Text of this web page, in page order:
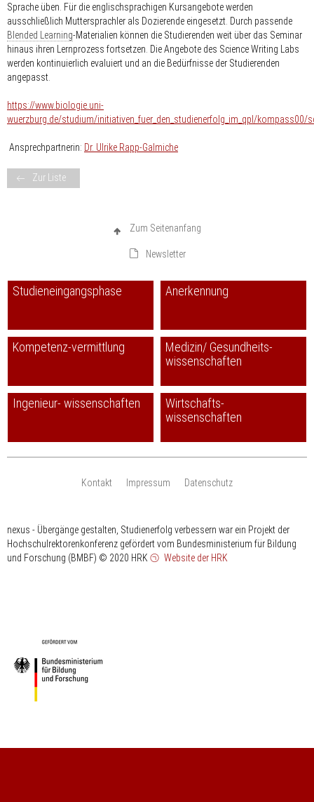
Sprache üben. Für die englischsprachigen Kursangebote werden
ausschließlich Muttersprachler als Dozierende eingesetzt. Durch passende
Blended Learning-Materialien können die Studierenden weit über das Seminar
hinaus ihren Lernprozess fortsetzen. Die Angebote des Science Writing Labs
werden kontinuierlich evaluiert und an die Bedürfnisse der Studierenden
angepasst.
https://www.biologie.uni-
wuerzburg.de/studium/initiativen_fuer_den_studienerfolg_im_qpl/kompass00/
Ansprechpartnerin: Dr. Ulrike Rapp-Galmiche
Zur Liste
Zum Seitenanfang
Newsletter
Studieneingangsphase Anerkennung
Kompetenz-vermittlung
Medizin/ Gesundheits-
wissenschaften
Ingenieur- wissenschaften
Wirtschafts-
wissenschaften
Kontakt Impressum Datenschutz
nexus - Übergänge gestalten, Studienerfolg verbessern war ein Projekt der
Hochschulrektorenkonferenz gefördert vom Bundesministerium für Bildung
und Forschung (BMBF) © 2020 HRK Website der HRK